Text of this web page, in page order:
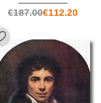
€187.00€112.20